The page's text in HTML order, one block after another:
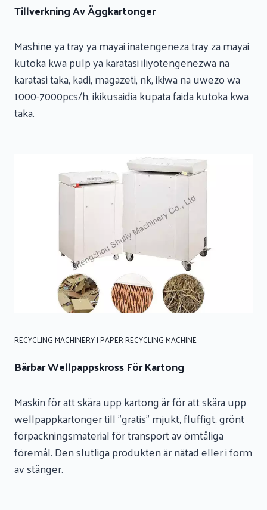
Tillverkning Av Äggkartonger
Mashine ya tray ya mayai inatengeneza tray za mayai
kutoka kwa pulp ya karatasi iliyotengenezwa na
karatasi taka, kadi, magazeti, nk, ikiwa na uwezo wa
1000-7000pcs/h, ikikusaidia kupata faida kutoka kwa
taka.
RECYCLING MACHINERY|PAPER RECYCLING MACHINE
Bärbar Wellpappskross För Kartong
Maskin för att skära upp kartong är för att skära upp
wellpappkartonger till "gratis" mjukt, fluffigt, grönt
förpackningsmaterial för transport av ömtåliga
föremål. Den slutliga produkten är nätad eller i form
av stänger.